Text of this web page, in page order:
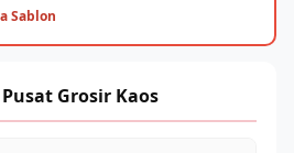
Sablon
Grosir Kaos